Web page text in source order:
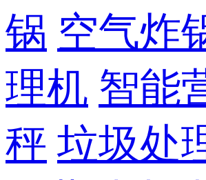
锅 空气炸
理机 智能
秤 垃圾处